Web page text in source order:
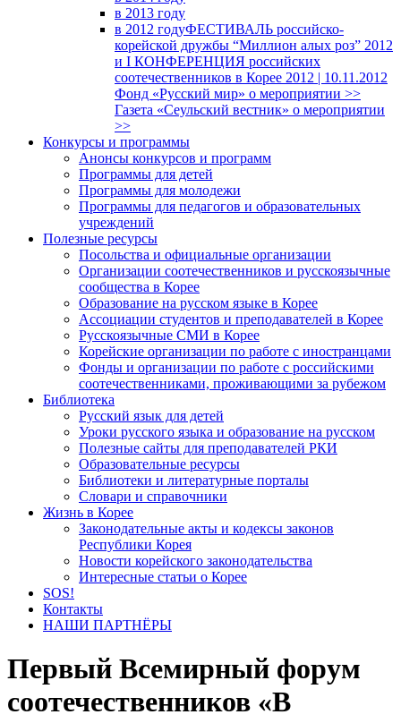
в 2013 году
в 2012 годуФЕСТИВАЛЬ российско-
корейской дружбы “Миллион алых роз” 2012
и I КОНФЕРЕНЦИЯ российских
соотечественников в Корее 2012 | 10.11.2012
Фонд «Русский мир» о мероприятии >>
Газета «Сеульский вестник» о мероприятии
>>
Конкурсы и программы
Анонсы конкурсов и программ
Программы для детей
Программы для молодежи
Программы для педагогов и образовательных
учреждений
Полезные ресурсы
Посольства и официальные организации
Организации соотечественников и русскоязычные
сообщества в Корее
Образование на русском языке в Корее
Ассоциации студентов и преподавателей в Корее
Русскоязычные СМИ в Корее
Корейские организации по работе с иностранцами
Фонды и организации по работе с российскими
соотечественниками, проживающими за рубежом
Библиотека
Русский язык для детей
Уроки русского языка и образование на русском
Полезные сайты для преподавателей РКИ
Образовательные ресурсы
Библиотеки и литературные порталы
Словари и справочники
Жизнь в Корее
Законодательные акты и кодексы законов
Республики Корея
Новости корейского законодательства
Интересные статьи о Корее
SOS!
Контакты
НАШИ ПАРТНЁРЫ
Первый Всемирный форум
соотечественников «В